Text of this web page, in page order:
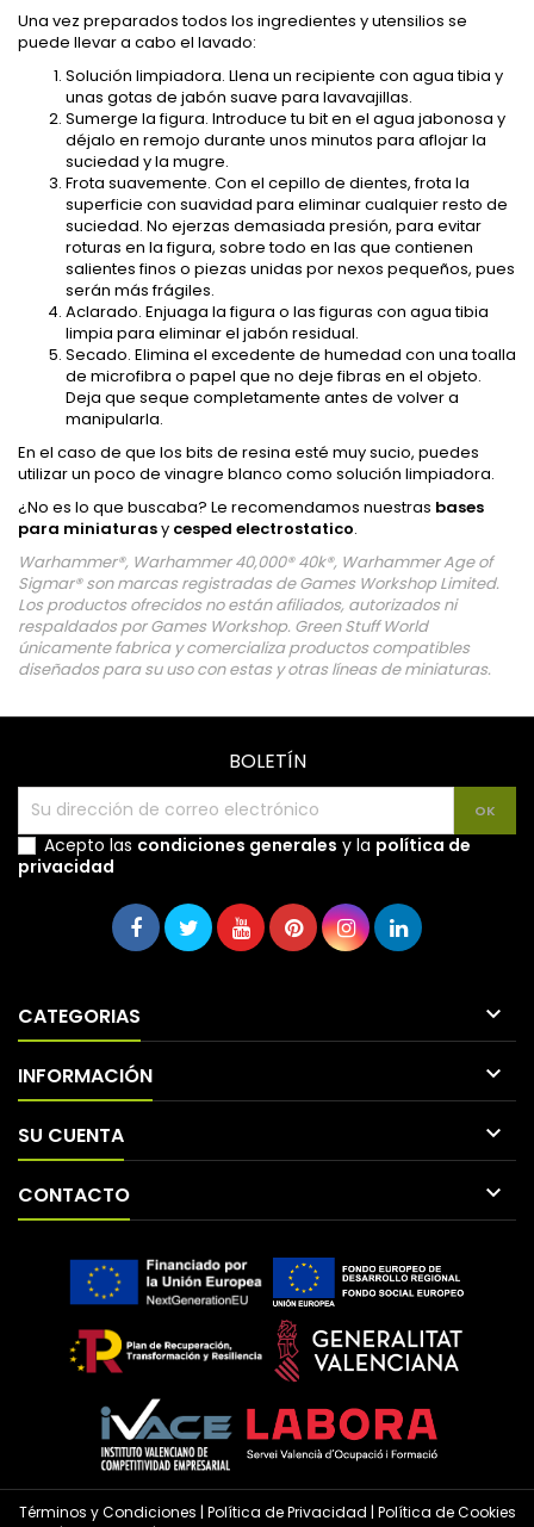
Una vez preparados todos los ingredientes y utensilios se
puede llevar a cabo el lavado:
Solución limpiadora. Llena un recipiente con agua tibia y
unas gotas de jabón suave para lavavajillas.
Sumerge la figura. Introduce tu bit en el agua jabonosa y
déjalo en remojo durante unos minutos para aflojar la
suciedad y la mugre.
Frota suavemente. Con el cepillo de dientes, frota la
superficie con suavidad para eliminar cualquier resto de
suciedad. No ejerzas demasiada presión, para evitar
roturas en la figura, sobre todo en las que contienen
salientes finos o piezas unidas por nexos pequeños, pues
serán más frágiles.
Aclarado. Enjuaga la figura o las figuras con agua tibia
limpia para eliminar el jabón residual.
Secado. Elimina el excedente de humedad con una toalla
de microfibra o papel que no deje fibras en el objeto.
Deja que seque completamente antes de volver a
manipularla.
En el caso de que los bits de resina esté muy sucio, puedes
utilizar un poco de vinagre blanco como solución limpiadora.
¿No es lo que buscaba? Le recomendamos nuestras bases
para miniaturasy cesped electrostatico.
Warhammer®, Warhammer 40,000® 40k®, Warhammer Age of
Sigmar® son marcas registradas de Games Workshop Limited.
Los productos ofrecidos no están afiliados, autorizados ni
respaldados por Games Workshop. Green Stuff World
únicamente fabrica y comercializa productos compatibles
diseñados para su uso con estas y otras líneas de miniaturas.
BOLETÍN
Acepto las condiciones generales y la política de
privacidad
CATEGORIAS 
INFORMACIÓN 
SU CUENTA 
CONTACTO 
Términos y Condiciones | Política de Privacidad | Política de Cookies